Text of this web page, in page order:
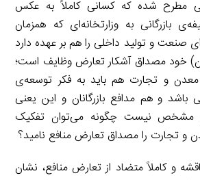
مطرح شده که کسانی کاملاً به عکس
بازرگانی به وزارتخانه‌ای که همزمان
صنعت و تولید داخلی را هم بر عهده دارد
خود مصداق آشکار تعارض وظایف است؛
و تجارت هم باید به فکر توسعه‌ی
و هم مدافع بازرگانان و این یعنی
مشخص نیست چگونه می‌توان تفکیک
و تجارت را مصداق تعارض منافع نامید؟
و کاملاً متضاد از تعارض منافع، نشان